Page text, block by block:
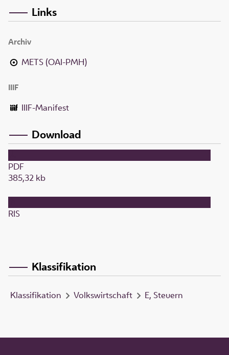
Links
Archiv
METS (OAI-PMH)
IIIF
IIIF-Manifest
Download
PDF
385,32 kb
RIS
Klassifikation
Klassifikation Volkswirtschaft E, Steuern